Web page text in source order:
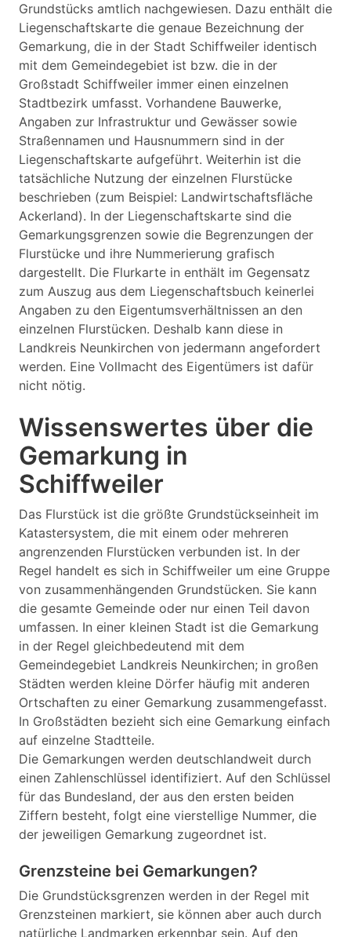
Grundstücks amtlich nachgewiesen. Dazu enthält die
Liegenschaftskarte die genaue Bezeichnung der
Gemarkung, die in der Stadt Schiffweiler identisch
mit dem Gemeindegebiet ist bzw. die in der
Großstadt Schiffweiler immer einen einzelnen
Stadtbezirk umfasst. Vorhandene Bauwerke,
Angaben zur Infrastruktur und Gewässer sowie
Straßennamen und Hausnummern sind in der
Liegenschaftskarte aufgeführt. Weiterhin ist die
tatsächliche Nutzung der einzelnen Flurstücke
beschrieben (zum Beispiel: Landwirtschaftsfläche
Ackerland). In der Liegenschaftskarte sind die
Gemarkungsgrenzen sowie die Begrenzungen der
Flurstücke und ihre Nummerierung grafisch
dargestellt. Die Flurkarte in enthält im Gegensatz
zum Auszug aus dem Liegenschaftsbuch keinerlei
Angaben zu den Eigentumsverhältnissen an den
einzelnen Flurstücken. Deshalb kann diese in
Landkreis Neunkirchen von jedermann angefordert
werden. Eine Vollmacht des Eigentümers ist dafür
nicht nötig.
Wissenswertes über die
Gemarkung in
Schiffweiler
Das Flurstück ist die größte Grundstückseinheit im
Katastersystem, die mit einem oder mehreren
angrenzenden Flurstücken verbunden ist. In der
Regel handelt es sich in Schiffweiler um eine Gruppe
von zusammenhängenden Grundstücken. Sie kann
die gesamte Gemeinde oder nur einen Teil davon
umfassen. In einer kleinen Stadt ist die Gemarkung
in der Regel gleichbedeutend mit dem
Gemeindegebiet Landkreis Neunkirchen; in großen
Städten werden kleine Dörfer häufig mit anderen
Ortschaften zu einer Gemarkung zusammengefasst.
In Großstädten bezieht sich eine Gemarkung einfach
auf einzelne Stadtteile.
Die Gemarkungen werden deutschlandweit durch
einen Zahlenschlüssel identifiziert. Auf den Schlüssel
für das Bundesland, der aus den ersten beiden
Ziffern besteht, folgt eine vierstellige Nummer, die
der jeweiligen Gemarkung zugeordnet ist.
Grenzsteine bei Gemarkungen?
Die Grundstücksgrenzen werden in der Regel mit
Grenzsteinen markiert, sie können aber auch durch
natürliche Landmarken erkennbar sein. Auf den